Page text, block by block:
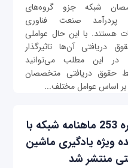
شبکه جزو گروه‌های
پردرآمد صنعت فناوری
هستند. با این حال عواملی
دریافتی آن‌ها تاثیرگذار
در این مطلب می‌توانید
حقوق دریافتی متخصصان
اساس عوامل مختلف...
شماره 253 ماهنامه شبکه با
ویژه یادگیری ماشین
منتشر شد